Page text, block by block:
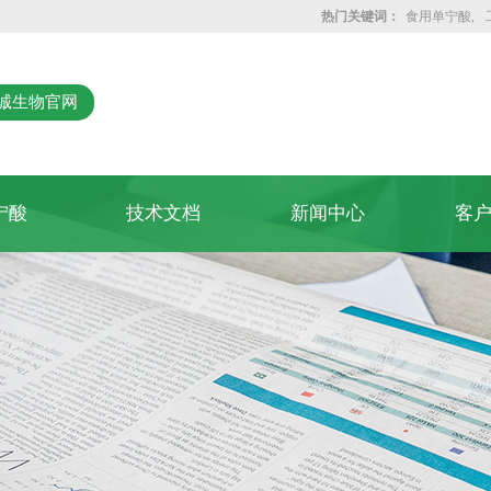
热门关键词： 食用单宁酸
生物官网
酸 技术文档 新闻中心 客